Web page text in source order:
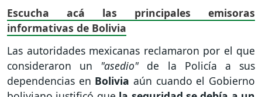
Escucha acá las principales emisoras
informativas de Bolivia
Las autoridades mexicanas reclamaron por el que
consideraron un "asedio"de la Policía a sus
dependencias en Boliviaaún cuando el Gobierno